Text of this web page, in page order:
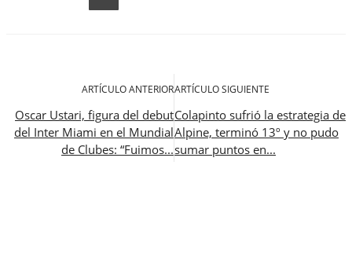
ARTÍCULO ANTERIOR
Oscar Ustari, figura del debut
del Inter Miami en el Mundial
de Clubes: “Fuimos...
ARTÍCULO SIGUIENTE
Colapinto sufrió la estrategia de
Alpine, terminó 13º y no pudo
sumar puntos en...